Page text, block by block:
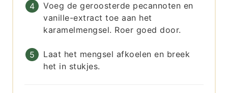
Voeg de geroosterde pecannoten en
vanille-extract toe aan het
karamelmengsel. Roer goed door.
Laat het mengsel afkoelen en breek
het in stukjes.